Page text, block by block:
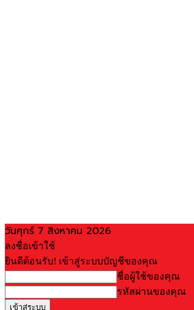
วันศุกร์ 7 สิงหาคม 2026
ลงชื่อเข้าใช้
ยินดีต้อนรับ! เข้าสู่ระบบบัญชีของคุณ
ชื่อผู้ใช้ของคุณ
รหัสผ่านของคุณ